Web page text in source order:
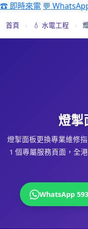
☎ 即時來電 💬
首頁 › 💧 水電工程 ›
燈掣
燈掣面板更換專業維修
1 個專屬服務頁面，全
WhatsApp